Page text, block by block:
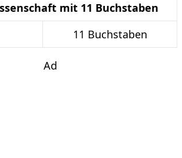
mit 11 Buchstaben
11 Buchstaben
Ad